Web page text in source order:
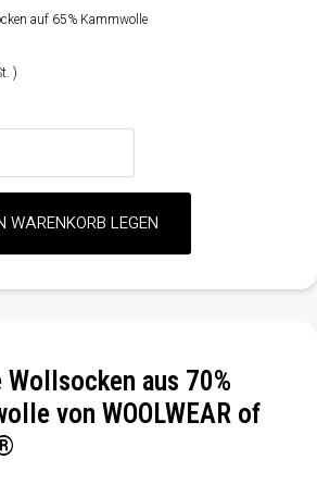
auf 65% Kammwolle
)
aus 70%
von WOOLWEAR of